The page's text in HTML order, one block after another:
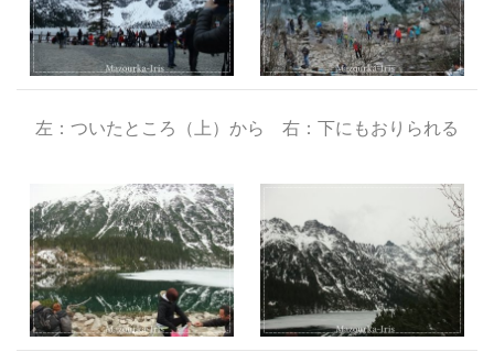
左：ついたところ（上）から 右：下にもおりられる